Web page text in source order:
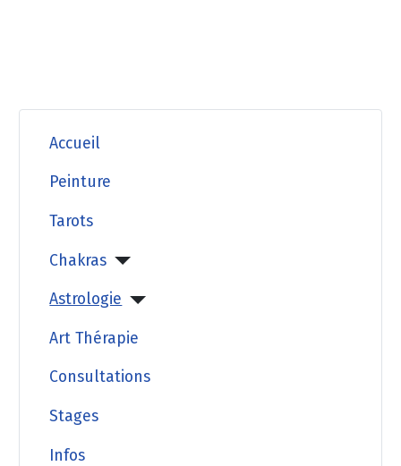
Accueil
Peinture
Tarots
Chakras
Astrologie
Art Thérapie
Consultations
Stages
Infos